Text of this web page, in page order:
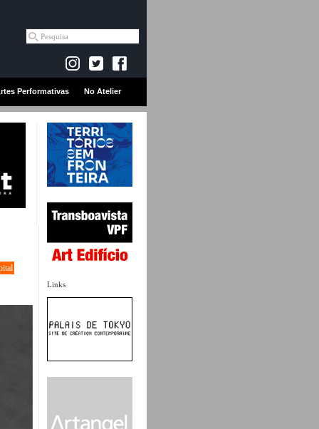
Performativas No Atelier
Links